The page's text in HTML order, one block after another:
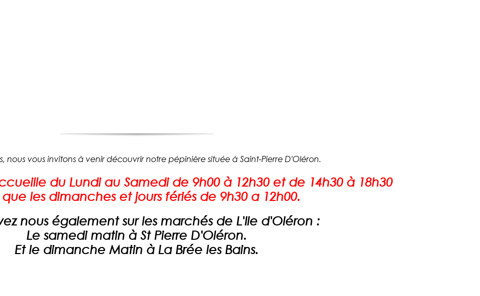
nous vous invitons à venir découvrir notre pépinière située à Saint-Pierre D'Oléron.
du Lundi au Samedi de 9h00 à 12h30 et de 14h30 à 18h30
que les dimanches et jours fériés de 9h30 a 12h00.
nous également sur les marchés de L'Ile d'Oléron :
Le samedi matin à St Pierre D'Oléron.
Et le dimanche Matin à La Brée les Bains.